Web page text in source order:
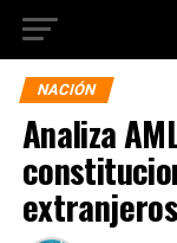
NACIÓN
Analiza